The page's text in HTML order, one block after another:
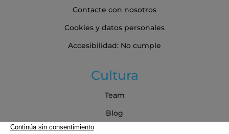
Contacte con nosotros
Cookies y datos personales
Accesibilidad: No cumple
Cultura
Team
Blog